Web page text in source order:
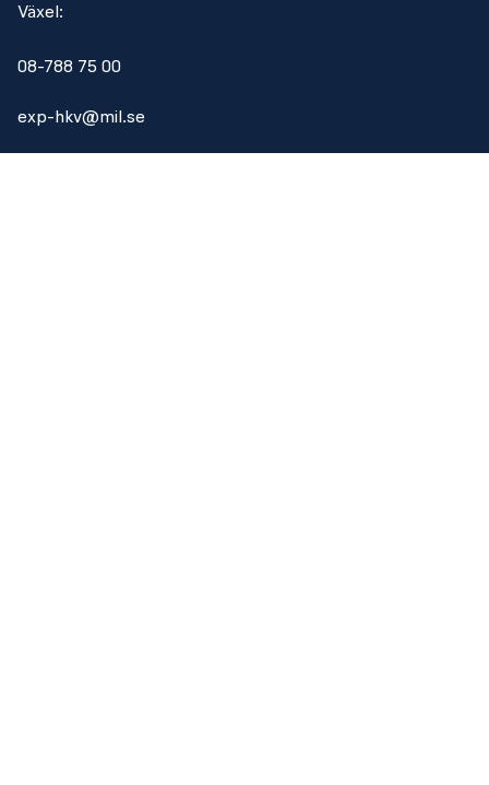
Växel:
08-788 75 00
exp-hkv@mil.se